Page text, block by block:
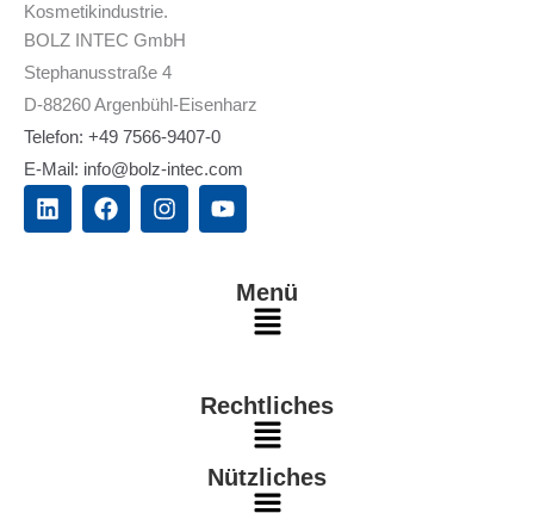
Kosmetikindustrie.
BOLZ INTEC GmbH
Stephanusstraße 4
D-88260 Argenbühl-Eisenharz
Telefon: +49 7566-9407-0
E-Mail: info@bolz-intec.com
L
i
F
a
I
n
Y
o
Menü
Main
Rechtliches
Main
Menu
Nützliches